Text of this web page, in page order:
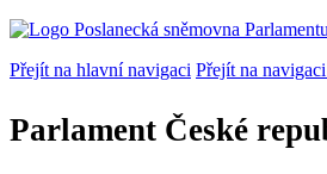
Přejít na hlavní navigaci Přejít na
Parlament České